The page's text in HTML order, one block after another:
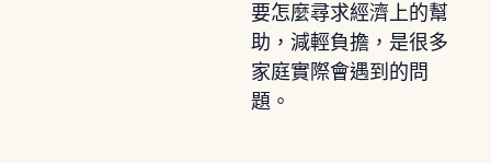
要怎麼尋求經濟上的幫
助，減輕負擔，是很多
家庭實際會遇到的問
題。